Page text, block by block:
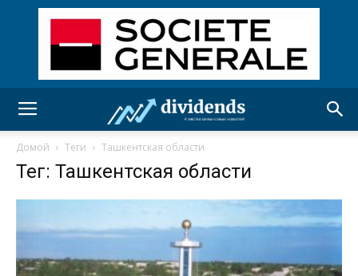
Домой Теги Ташкентская области
Тег: Ташкентская области